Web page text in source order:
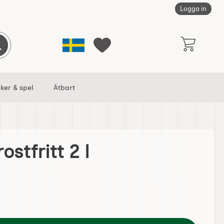
Logga in
Sverige Mina favoriter
sökning
& spel Ätbart
2 l
rostfritt 2 l